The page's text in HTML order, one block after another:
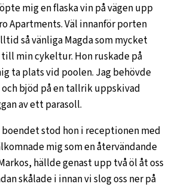
mig en flaska vin på vägen upp
Apartments. Väl innanför porten
så vänliga Magda som mycket
min cykeltur. Hon ruskade på
ta plats vid poolen. Jag behövde
bjöd på en tallrik uppskivad
av ett parasoll.
stod hon i receptionen med
mig som en återvändande
hällde genast upp två öl åt oss
skålade i innan vi slog oss ner på